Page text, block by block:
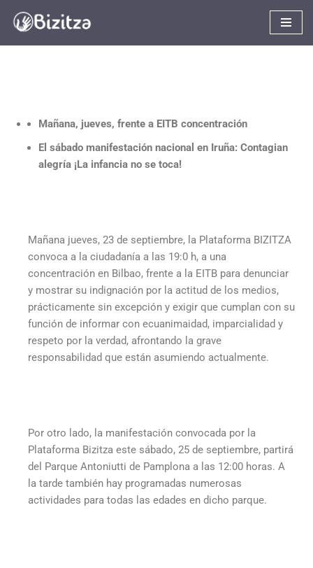
Mañana, jueves, frente a EITB concentración
El sábado manifestación nacional en Iruña: Contagian
alegría ¡La infancia no se toca!
Mañana jueves, 23 de septiembre, la Plataforma BIZITZA
convoca a la ciudadanía a las 19:0 h, a una
concentración en Bilbao, frente a la EITB para denunciar
y mostrar su indignación por la actitud de los medios,
prácticamente sin excepción y exigir que cumplan con su
función de informar con ecuanimaidad, imparcialidad y
respeto por la verdad, afrontando la grave
responsabilidad que están asumiendo actualmente.
Por otro lado, la manifestación convocada por la
Plataforma Bizitza este sábado, 25 de septiembre, partirá
del Parque Antoniutti de Pamplona a las 12:00 horas. A
la tarde también hay programadas numerosas
actividades para todas las edades en dicho parque.